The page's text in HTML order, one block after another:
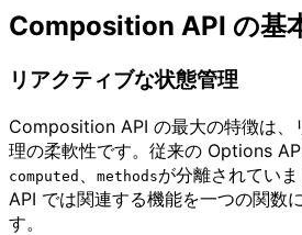
Composition API の基
リアクティブな状態管理
Composition API の最大の特徴は、
理の柔軟性です。従来の Options API
computed methodsが分離されてい
API では関連する機能を一つの関数
す。